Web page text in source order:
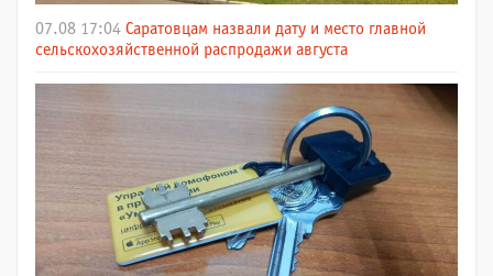
07.08 17:04 Саратовцам назвали дату и место главной
сельскохозяйственной распродажи августа